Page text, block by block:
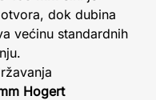
dok dubina
većinu standardnih
Hogert